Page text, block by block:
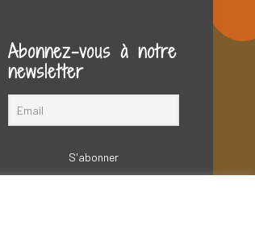
Abonnez-vous à notre
newsletter